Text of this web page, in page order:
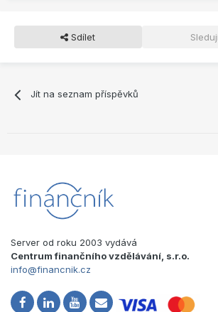
Sdílet
Jít na seznam příspěvků
Server od roku 2003 vydává
Centrum finančního vzdělávání, s.r.o.
info@financnik.cz